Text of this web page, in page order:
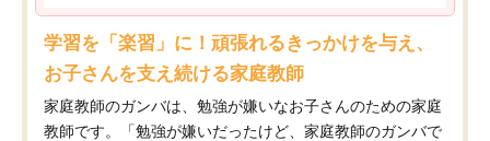
学習を「楽習」に！頑張れるきっかけを与え、
お子さんを支え続ける家庭教師
家庭教師のガンバは、勉強が嫌いなお子さんのための家庭
教師です。「勉強が嫌いだったけど、家庭教師のガンバで